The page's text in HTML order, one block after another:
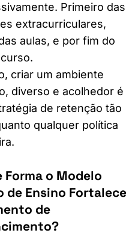
Primeiro das
extracurriculares,
aulas, e por fim do
criar um ambiente
diverso e acolhedor é
de retenção tão
qualquer política
Forma o Modelo
de Ensino
de